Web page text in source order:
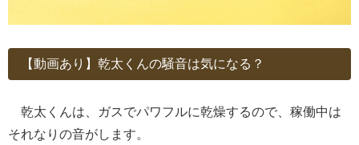
【動画あり】乾太くんの騒音は気になる？
乾太くんは、ガスでパワフルに乾燥するので、稼働中は
それなりの音がします。